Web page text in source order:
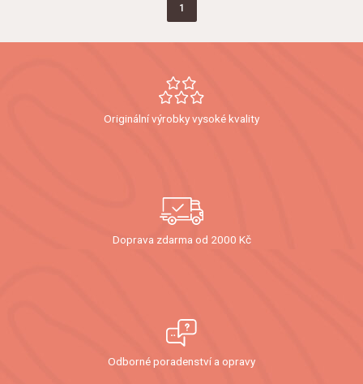
1
Originální výrobky vysoké kvality
Doprava zdarma od 2000 Kč
Odborné poradenství a opravy